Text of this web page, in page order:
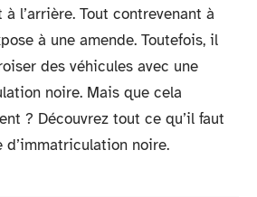
à l’arrière. Tout contrevenant à
à une amende. Toutefois, il
des véhicules avec une
noire. Mais que cela
? Découvrez tout ce qu’il faut
d’immatriculation noire.